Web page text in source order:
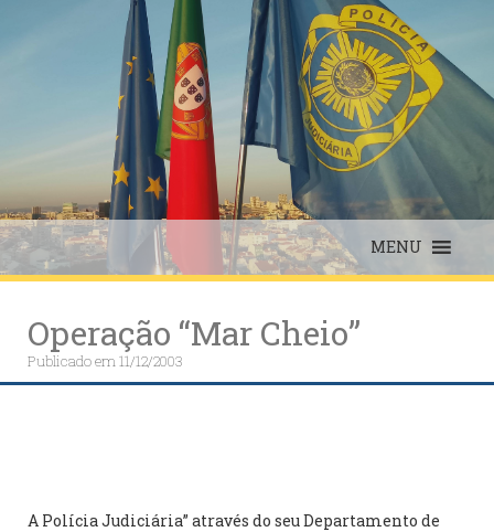
MENU
Operação “Mar Cheio”
Publicado em11/12/2003
A Polícia Judiciária” através do seu Departamento de